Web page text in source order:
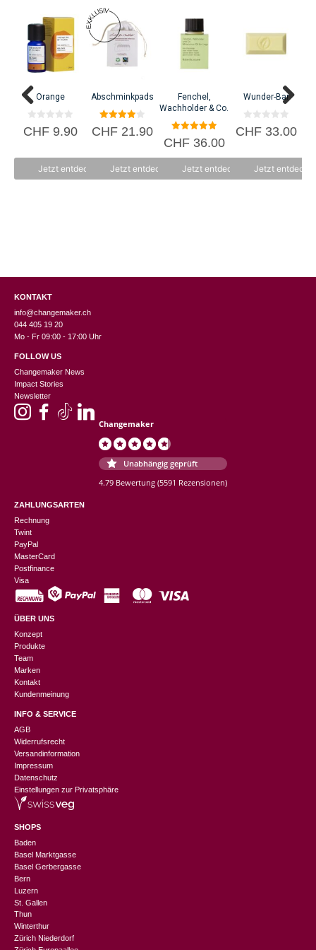
Orange
0
v
CHF9.90
Jetzt entdecken
Abschminkpads
4.00
von 5
CHF21.90
Jetzt entdecken
Fenchel,
Wachholder & Co.
5.00
von 5
CHF36.00
Jetzt entdecken
Wunder-Bar
0
v
CHF33.00
Jetzt
KONTAKT
info@changemaker.ch
044 405 19 20
Mo - Fr 09:00 - 17:00 Uhr
FOLLOW US
Changemaker News
Impact Stories
Newsletter
Changemaker
Unabhängig geprüft
4.79 Bewertung (5591 Rezensionen)
ZAHLUNGSARTEN
Rechnung
Twint
PayPal
MasterCard
Postfinance
Visa
ÜBER UNS
Konzept
Produkte
Team
Marken
Kontakt
Kundenmeinung
INFO & SERVICE
AGB
Widerrufsrecht
Versandinformation
Impressum
Datenschutz
Einstellungen zur Privatsphäre
SHOPS
Baden
Basel Marktgasse
Basel Gerbergasse
Bern
Luzern
St. Gallen
Thun
Winterthur
Zürich Niederdorf